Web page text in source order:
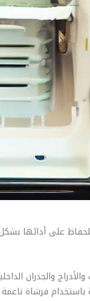
على أدائها
والجدران
فرشاة ناعمة